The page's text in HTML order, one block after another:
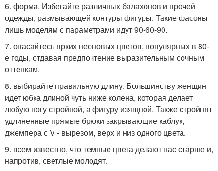
6. форма. Избегайте различных балахонов и прочей
одежды, размывающей контуры фигуры. Такие фасоны
лишь моделям с параметрами идут 90-60-90.
7. опасайтесь ярких неоновых цветов, популярных в 80-
е годы, отдавая предпочтение выразительным сочным
оттенкам.
8. выбирайте правильную длину. Большинству женщин
идет юбка длиной чуть ниже колена, которая делает
любую ногу стройной, а фигуру изящной. Также стройнят
удлиненные прямые брюки закрывающие каблук,
джемпера с V - вырезом, верх и низ одного цвета.
9. всем известно, что темные цвета делают нас старше и,
напротив, светлые молодят.